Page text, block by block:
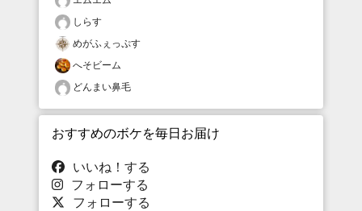
しらす
めがふぇっぷす
へそビーム
どんまい鼻毛
おすすめのボケを毎日お届け
いいね！する
フォローする
フォローする